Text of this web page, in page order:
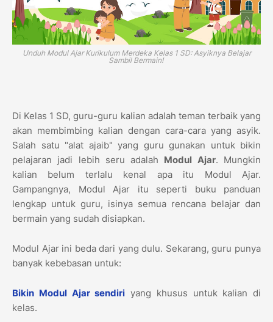
Unduh Modul Ajar Kurikulum Merdeka Kelas 1 SD: Asyiknya Belajar
Sambil Bermain!
Di Kelas 1 SD, guru-guru kalian adalah teman terbaik yang
akan membimbing kalian dengan cara-cara yang asyik.
Salah satu "alat ajaib" yang guru gunakan untuk bikin
pelajaran jadi lebih seru adalah Modul Ajar. Mungkin
kalian belum terlalu kenal apa itu Modul Ajar.
Gampangnya, Modul Ajar itu seperti buku panduan
lengkap untuk guru, isinya semua rencana belajar dan
bermain yang sudah disiapkan.
Modul Ajar ini beda dari yang dulu. Sekarang, guru punya
banyak kebebasan untuk:
Bikin Modul Ajar sendiri yang khusus untuk kalian di
kelas.